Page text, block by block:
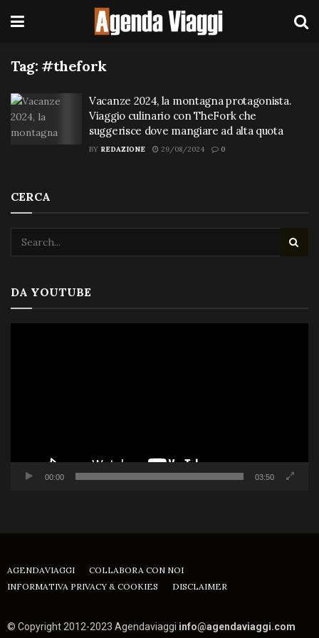
Tag: #thefork
Vacanze 2024, la montagna protagonista.
Viaggio culinario con TheFork che
suggerisce dove mangiare ad alta quota
BY REDAZIONE 29/08/2024 0
CERCA
DA YOUTUBE
00:00 03:50
AGENDAVIAGGI
COLLABORA CON NOI
INFORMATIVA PRIVACY & COOKIES
DISCLAIMER
© Copyright 2012-2023 Agendaviaggi info@agendaviaggi.com